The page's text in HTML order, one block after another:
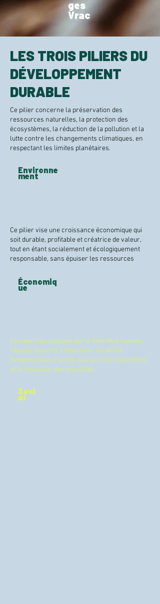
ges
Vrac
LES TROIS PILIERS DU
DÉVELOPPEMENT
DURABLE
Ce pilier concerne la préservation des
ressources naturelles, la protection des
écosystèmes, la réduction de la pollution et la
lutte contre les changements climatiques, en
respectant les limites planétaires.
Environne
ment
Ce pilier vise une croissance économique qui
soit durable, profitable et créatrice de valeur,
tout en étant socialement et écologiquement
responsable, sans épuiser les ressources
Économiq
ue
Ce pilier met l'accent sur le bien-être humain,
l'équité, la santé, l'éducation, les droits
fondamentaux, l'accès aux services essentiels
et la réduction des inégalités.
Soci
al